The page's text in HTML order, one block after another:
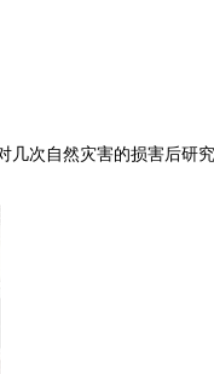
次自然灾害的损害后研